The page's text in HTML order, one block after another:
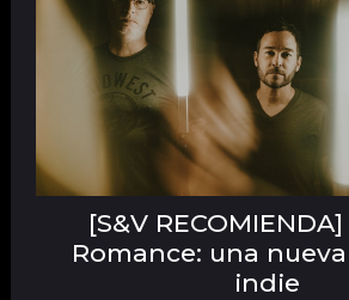
[S&V
Romance: una
indie